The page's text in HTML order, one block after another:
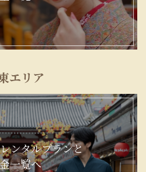
エリア
ンタルプランと
一覧へ